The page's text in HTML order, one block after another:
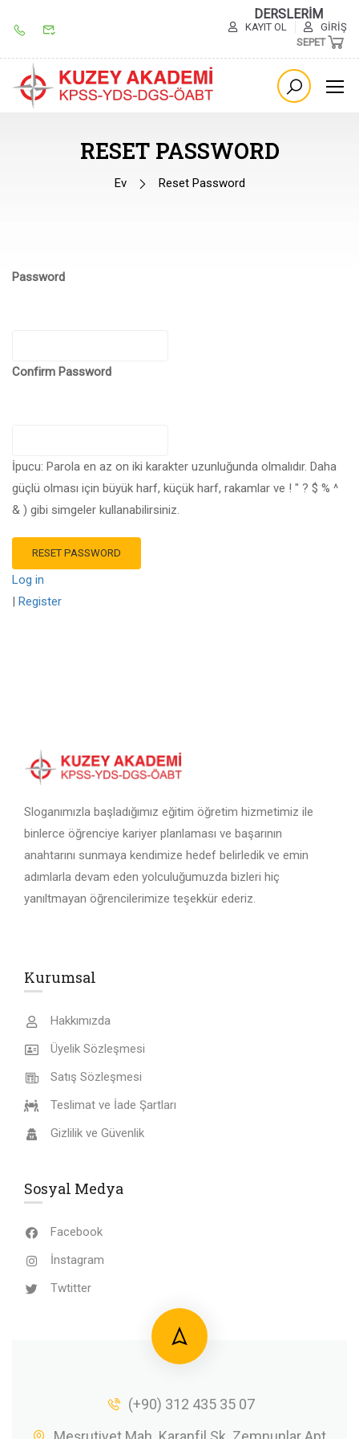
DERSLERİM
KAYIT OL
GIRIŞ
SEPET
RESET PASSWORD
Ev Reset Password
Password
Confirm Password
İpucu: Parola en az on iki karakter uzunluğunda olmalıdır. Daha
güçlü olması için büyük harf, küçük harf, rakamlar ve ! " ? $ % ^
& ) gibi simgeler kullanabilirsiniz.
Log in
| Register
Sloganımızla başladığımız eğitim öğretim hizmetimiz ile
binlerce öğrenciye kariyer planlaması ve başarının
anahtarını sunmaya kendimize hedef belirledik ve emin
adımlarla devam eden yolculuğumuzda bizleri hiç
yanıltmayan öğrencilerimize teşekkür ederiz.
Kurumsal
Hakkımızda
Üyelik Sözleşmesi
Satış Sözleşmesi
Teslimat ve İade Şartları
Gizlilik ve Güvenlik
Sosyal Medya
Facebook
İnstagram
Twtitter
(+90) 312 435 35 07